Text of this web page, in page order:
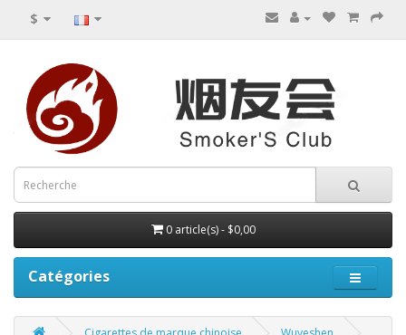
$
0 article(s) - $0,00
Catégories